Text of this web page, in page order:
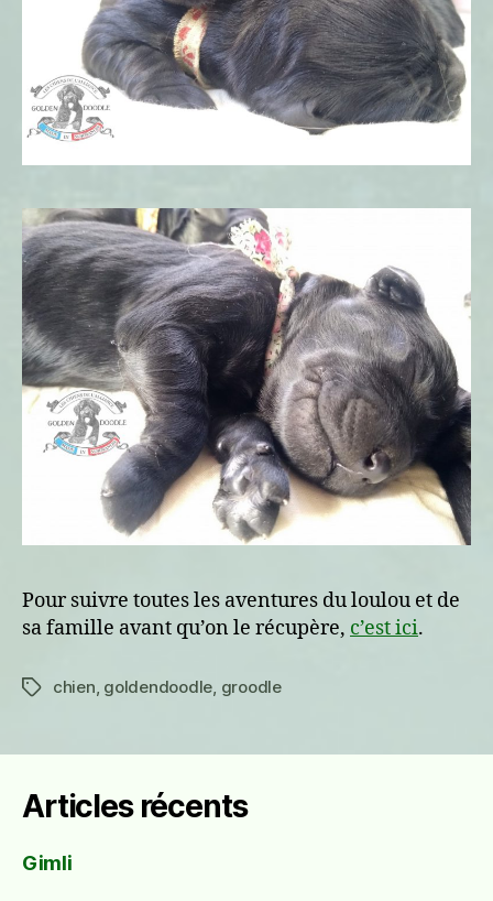
Pour suivre toutes les aventures du loulou et de
sa famille avant qu’on le récupère, c’est ici.
Étiquettes
chien goldendoodle groodle
Articles récents
Gimli